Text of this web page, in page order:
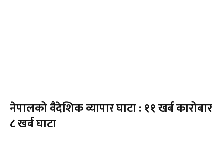
नेपालको वैदेशिक व्यापार घाटा : ११ खर्ब कारोबार
८ खर्ब घाटा